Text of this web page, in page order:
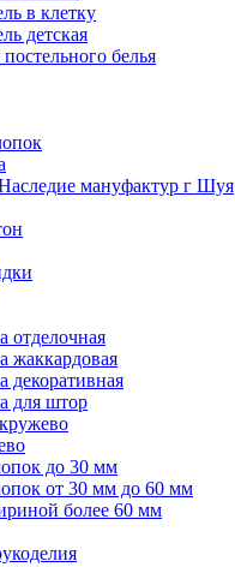
в клетку
детская
белья
мануфактур г Шуя
отделочная
жаккардовая
декоративная
для штор
до 30 мм
от 30 мм до 60 мм
более 60 мм